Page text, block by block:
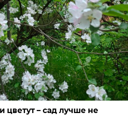
цветут – сад лучше не